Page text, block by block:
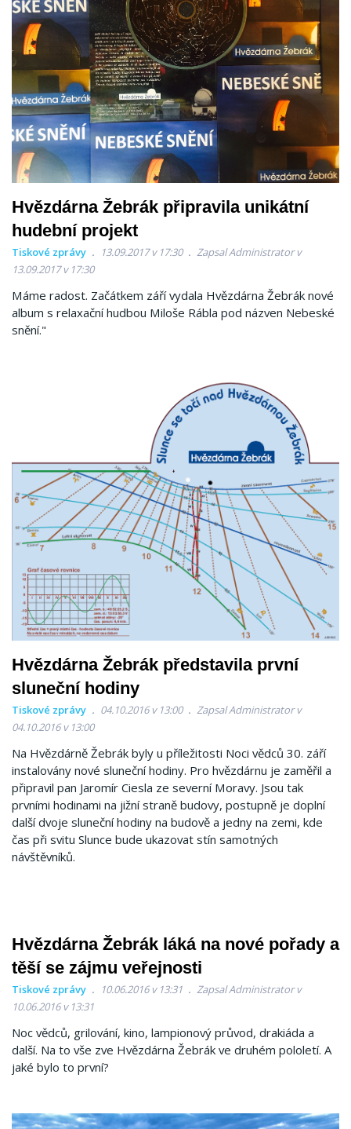
Hvězdárna Žebrák připravila unikátní
hudební projekt
Tiskové zprávy 13.09.2017 v 17:30
Zapsal Administrator v
13.09.2017 v 17:30
Máme radost. Začátkem září vydala Hvězdárna Žebrák nové
album s relaxační hudbou Miloše Rábla pod názven Nebeské
snění."
Hvězdárna Žebrák představila první
sluneční hodiny
Tiskové zprávy 04.10.2016 v 13:00
Zapsal Administrator v
04.10.2016 v 13:00
Na Hvězdárně Žebrák byly u příležitosti Noci vědců 30. září
instalovány nové sluneční hodiny. Pro hvězdárnu je zaměřil a
připravil pan Jaromír Ciesla ze severní Moravy. Jsou tak
prvními hodinami na jižní straně budovy, postupně je doplní
další dvoje sluneční hodiny na budově a jedny na zemi, kde
čas při svitu Slunce bude ukazovat stín samotných
návštěvníků.
Hvězdárna Žebrák láká na nové pořady a
těší se zájmu veřejnosti
Tiskové zprávy 10.06.2016 v 13:31
Zapsal Administrator v
10.06.2016 v 13:31
Noc vědců, grilování, kino, lampionový průvod, drakiáda a
další. Na to vše zve Hvězdárna Žebrák ve druhém pololetí. A
jaké bylo to první?